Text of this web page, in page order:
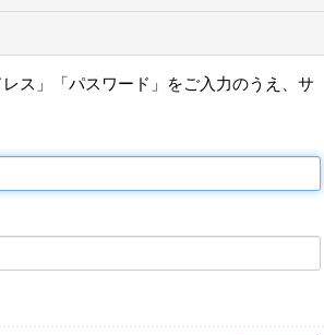
ス」「パスワード」をご入力のうえ、サ